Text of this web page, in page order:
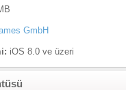
GmbH
iOS 8.0 ve üzeri